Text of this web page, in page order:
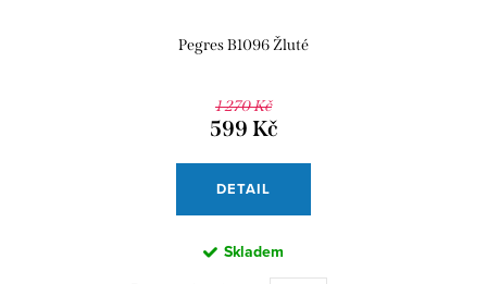
Pegres B1096 Žluté
1 270 Kč
599 Kč
DETAIL
Skladem